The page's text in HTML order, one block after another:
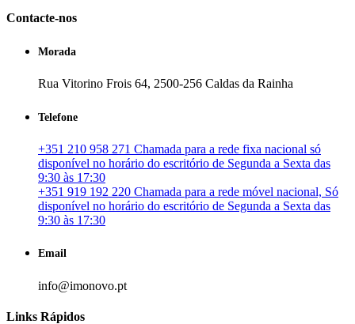
Contacte-nos
Morada
Rua Vitorino Frois 64, 2500-256 Caldas da Rainha
Telefone
+351 210 958 271 Chamada para a rede fixa nacional só
disponível no horário do escritório de Segunda a Sexta das
9:30 às 17:30
+351 919 192 220 Chamada para a rede móvel nacional, Só
disponível no horário do escritório de Segunda a Sexta das
9:30 às 17:30
Email
info@imonovo.pt
Links Rápidos